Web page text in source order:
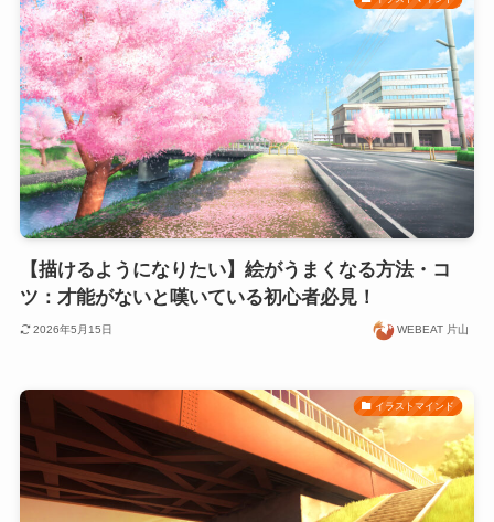
【描けるようになりたい】絵がうまくなる方法・コ
ツ：才能がないと嘆いている初心者必見！
2026年5月15日 WEBEAT 片山
イラストマインド